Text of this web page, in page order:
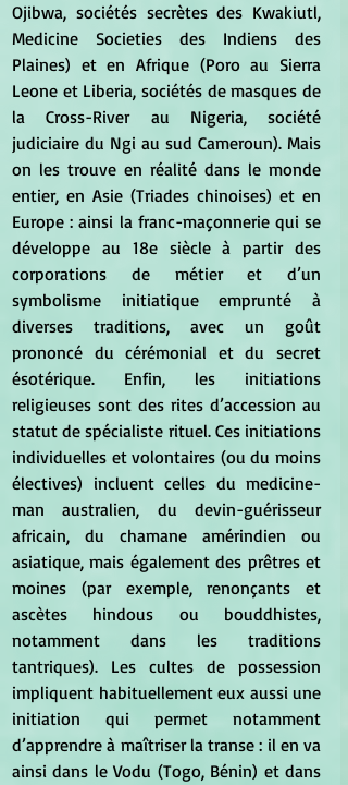
Ojibwa, sociétés secrètes des Kwakiutl,
Medicine Societies des Indiens des
Plaines) et en Afrique (Poro au Sierra
Leone et Liberia, sociétés de masques de
la Cross-River au Nigeria, société
judiciaire du Ngi au sud Cameroun). Mais
on les trouve en réalité dans le monde
entier, en Asie (Triades chinoises) et en
Europe : ainsi la franc-maçonnerie qui se
développe au 18e siècle à partir des
corporations de métier et d’un
symbolisme initiatique emprunté à
diverses traditions, avec un goût
prononcé du cérémonial et du secret
ésotérique. Enfin, les initiations
religieuses sont des rites d’accession au
statut de spécialiste rituel. Ces initiations
individuelles et volontaires (ou du moins
électives) incluent celles du medicine-
man australien, du devin-guérisseur
africain, du chamane amérindien ou
asiatique, mais également des prêtres et
moines (par exemple, renonçants et
ascètes hindous ou bouddhistes,
notamment dans les traditions
tantriques). Les cultes de possession
impliquent habituellement eux aussi une
initiation qui permet notamment
d’apprendre à maîtriser la transe : il en va
ainsi dans le Vodu (Togo, Bénin) et dans